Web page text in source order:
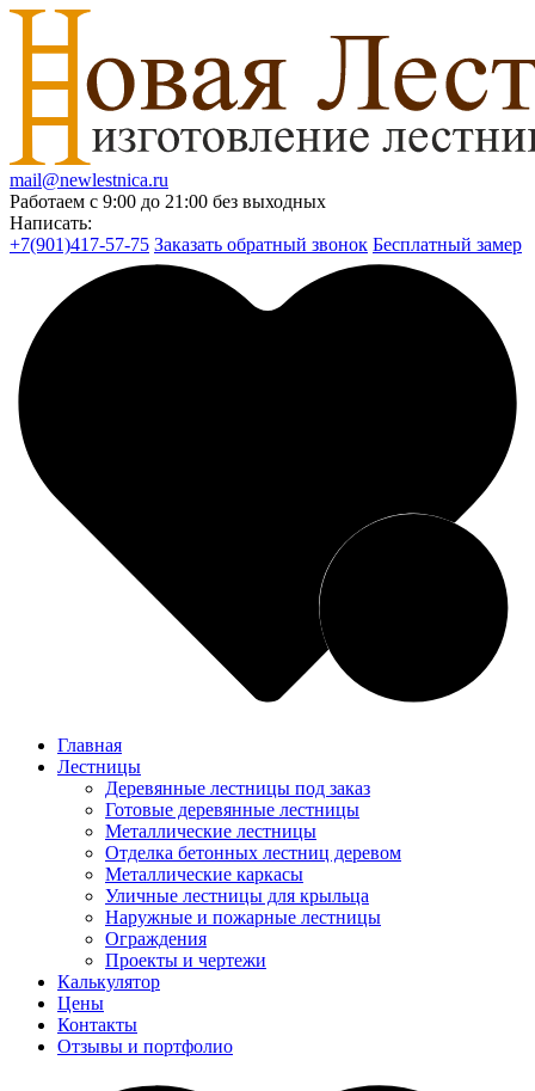
mail@newlestnica.ru
Работаем с 9:00 до 21:00 без выходных
Написать:
+7(901)417-57-75 Заказать обратный звонок Бесплатный замер
Главная
Лестницы
Деревянные лестницы под заказ
Готовые деревянные лестницы
Металлические лестницы
Отделка бетонных лестниц деревом
Металлические каркасы
Уличные лестницы для крыльца
Наружные и пожарные лестницы
Ограждения
Проекты и чертежи
Калькулятор
Цены
Контакты
Отзывы и портфолио